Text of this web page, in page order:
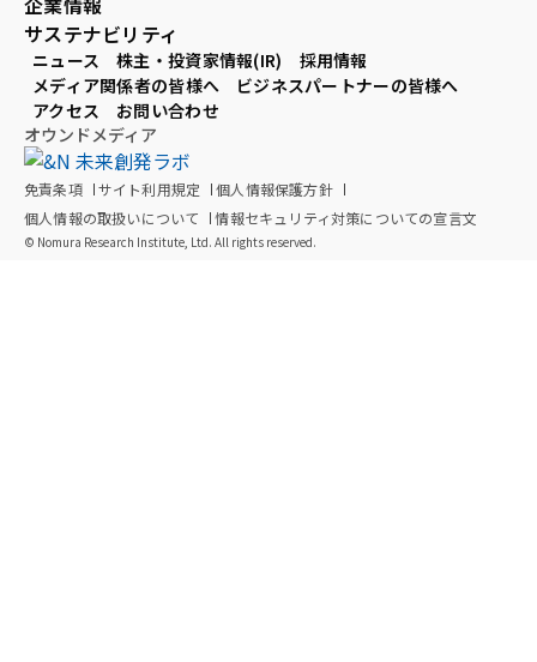
サステナビリティ
ニュース 株主・投資家情報(IR)
採用情報
メディア関係者の皆様へ
ビジネスパートナーの皆様へ
アクセス
お問い合わせ
オウンドメディア
免責条項 サイト利用規定
個人情報保護方針
個人情報の取扱いについて
情報セキュリティ対策についての宣言文
© Nomura Research Institute, Ltd. All rights reserved.